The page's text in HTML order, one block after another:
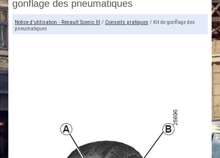
gonflage des pneumatiques
Notice d'utilisation - Renault Scenic III / Conseils pratiques / Kit de gonflage des
pneumatiques